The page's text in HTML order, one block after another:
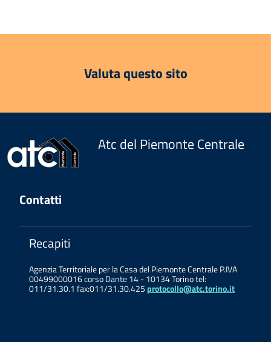
Valuta questo sito
Atc del Piemonte Centrale
Contatti
Recapiti
Agenzia Territoriale per la Casa del Piemonte Centrale P.IVA
00499000016 corso Dante 14 - 10134 Torino tel:
011/31.30.1 fax:011/31.30.425 protocollo@atc.torino.it